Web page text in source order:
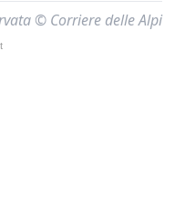
© Corriere delle Alpi